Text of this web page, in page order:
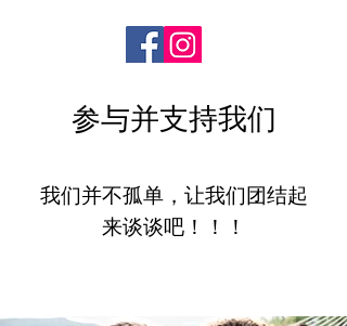
加入
参与并支持我们
我们并不孤单，让我们团结起
来谈谈吧！！！